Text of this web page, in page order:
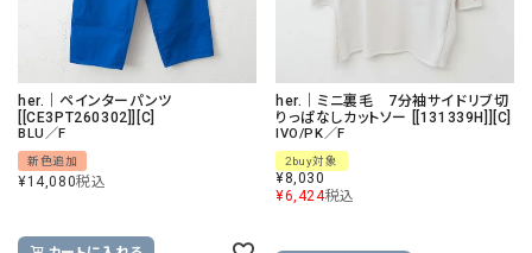
her.｜ペインターパンツ
[[CE3PT260302]][C]
BLU／F
新色追加
¥14,080税込
her.｜ミニ裏毛 7分袖サイドリブ切
りっぱなしカットソー [[131339H]][C]
IVO/PK／F
2buy対象
¥8,030
¥6,424税込